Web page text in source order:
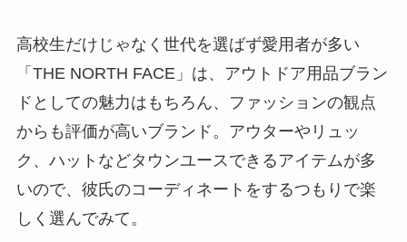
高校生だけじゃなく世代を選ばず愛用者が多い
「THE NORTH FACE」は、アウトドア用品ブラン
ドとしての魅力はもちろん、ファッションの観点
からも評価が高いブランド。アウターやリュッ
ク、ハットなどタウンユースできるアイテムが多
いので、彼氏のコーディネートをするつもりで楽
しく選んでみて。